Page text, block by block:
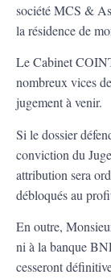
société MCS &
la résidence de
Le Cabinet
nombreux vices
jugement à venir.
Si le dossier
conviction du
attribution sera
débloqués au
En outre,
ni à la banque
cesseront